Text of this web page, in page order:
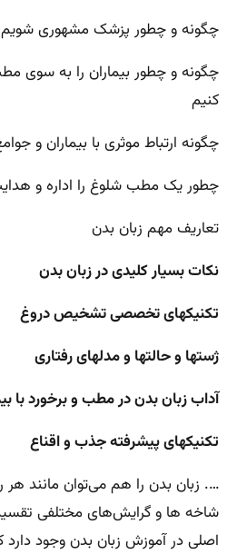
چگونه و چطور پزشک مشهوری شویم
چگونه و چطور بیماران را به
کنیم
چگونه ارتباط موثری با بیماران و
چطور یک مطب شلوغ را اداره و
تعاریف مهم زبان بدن
نکات بسیار کلیدی در زبان بدن
تکنیکهای تخصصی تشخیص دروغ
ژستها و حالتها و مدلهای رفتاری
آداب زبان بدن در مطب و برخورد با
تکنیکهای پیشرفته جذب و اقناع
…. زبان بدن را هم می‌توان مانند
شاخه ها و گرایش‌های مختلفی
اصلی در آموزش زبان بدن وجود